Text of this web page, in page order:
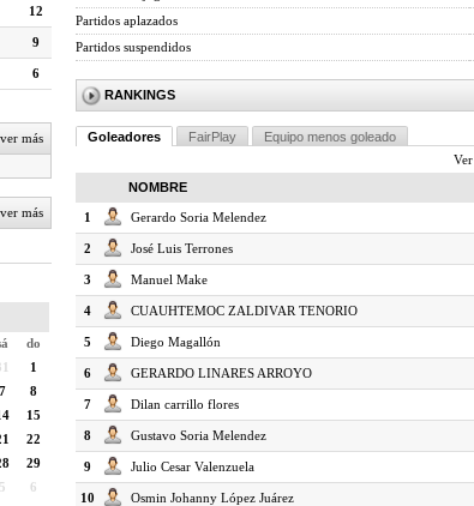
12
9
6
ver más
ver más
do
1
7
8
15
22
29
5 6
Partidos aplazados
Partidos suspendidos
RANKINGS
Goleadores FairPlay
Equipo menos goleado
NOMBRE
1 Gerardo Soria Melendez
2 José Luis Terrones
3 Manuel Make
4 CUAUHTEMOC ZALDIVAR TENORIO
5 Diego Magallón
6 GERARDO LINARES ARROYO
7 Dilan carrillo flores
8 Gustavo Soria Melendez
9 Julio Cesar Valenzuela
10 Osmin Johanny López Juárez